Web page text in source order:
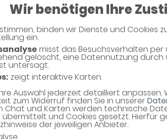
Wir benötigen Ihre
binden wir Dienste und Cookies
ein.
misst das Besuchsverhalten per
gelöscht, eine Datennutzung durch
untersagt.
zeigt interaktive Karten.
Auswahl jederzeit detailliert
zum Widerruf finden Sie in unserer
Chat und Karten werden technische
übermittelt und Cookies gesetzt. Hierfür
der jeweiligen Anbieter.
Bitte geben Sie den Captcha Text
Captcha*